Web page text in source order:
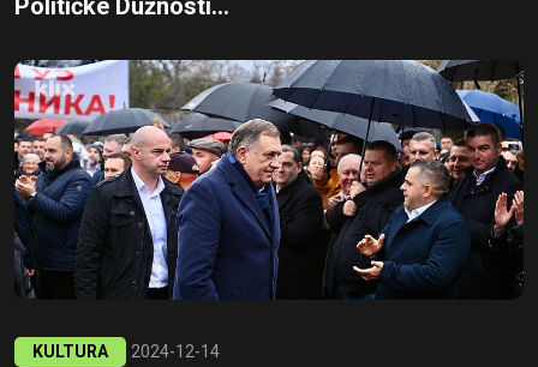
Političke Dužnosti...
KULTURA 2024-12-14